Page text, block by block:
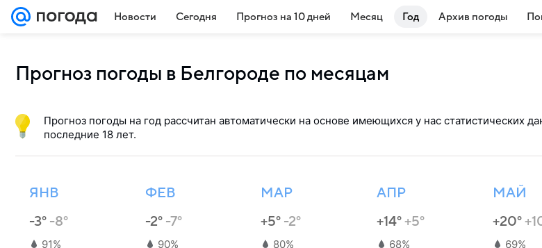
Новости Сегодня Прогноз на 10 дней Месяц Год Архив погоды
Прогноз погоды в Белгороде по месяцам
Прогноз погоды на год рассчитан автоматически на основе имеющихся у нас статистических
последние 18 лет.
ЯНВ
-3° -8°
91%
ФЕВ
-2° -7°
90%
МАР
+5° -2°
80%
АПР
+14°+5°
68%
МАЙ
+20°
69%